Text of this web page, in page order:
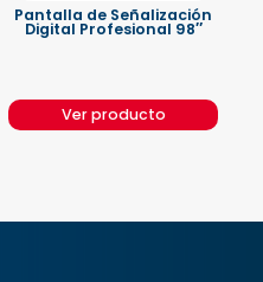
Pantalla de Señalización
Digital Profesional 98″
Ver producto